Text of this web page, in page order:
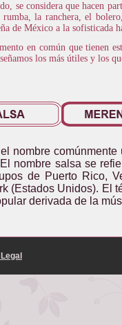
se considera que hacen
rumba, la ranchera, el
de México a la sofisticada
en común que tienen
los más útiles y los
nombre
nombre salsa se
de Puerto Rico,
(Estados Unidos). El
derivada de la